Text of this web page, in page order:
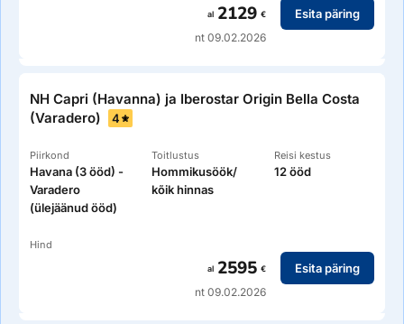
al 2129 €
nt 09.02.2026
Esita päring
NH Capri (Havanna) ja Iberostar Origin Bella Costa
(Varadero)
4
Piirkond
Havana (3 ööd) -
Varadero
(ülejäänud ööd)
Toitlustus
Hommikusöök/
kõik hinnas
Reisi kestus
12 ööd
Hind
al 2595 €
nt 09.02.2026
Esita päring